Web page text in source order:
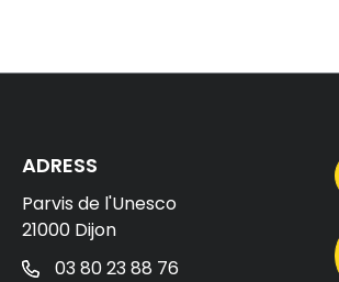
ADRESS
Parvis de l'Unesco
21000 Dijon
03 80 23 88 76